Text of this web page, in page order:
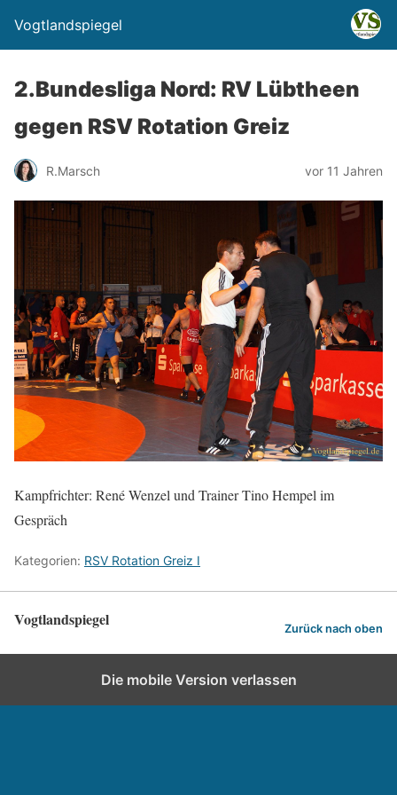
Vogtlandspiegel
2.Bundesliga Nord: RV Lübtheen
gegen RSV Rotation Greiz
R.Marsch vor 11 Jahren
Kampfrichter: René Wenzel und Trainer Tino Hempel im
Gespräch
Kategorien: RSV Rotation Greiz I
Vogtlandspiegel Zurück nach oben
Die mobile Version verlassen